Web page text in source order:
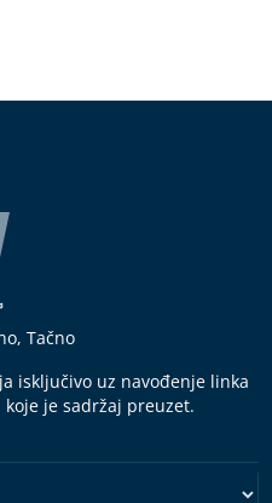
Tačno
isključivo uz navođenje linka
je sadržaj preuzet.